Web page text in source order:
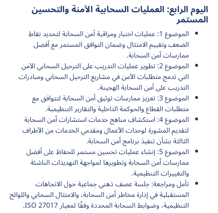
اليوم الرابع: العمليات السحابية الآمنة والتحسين
المستمر
الموضوع 1: عمليات اختبار ومراقبة أمن السحابة لتحديد نقاط
الضعف وتقييم الامتثال وضمان التوافق المستمر مع أفضل
ممارسات أمن السحابة.
الموضوع 2: تطوير عمليات التدريب على الترحيل السحابي الآمن
التي تدمج متطلبات الأمن في مشاريع الترحيل السحابي ومبادرات
التدريب على أمن السحابة الهجينة.
الموضوع 3: تعزيز ممارسات توثيق أمن السحابة لتتوافق مع
متطلبات القطاع والحوكمة الداخلية والتقارير التنظيمية.
الموضوع 4: استكشاف مناهج خدمات استشارات أمن السحابة
لتقديم المشورة لوحدات الأعمال ومقدمي الخدمات من الأطراف
الثالثة بشأن تنفيذ برنامج أمن السحابة.
الموضوع 5: إنشاء عمليات تحسين مستمر للحفاظ على أفضل
ممارسات أمن السحابة وتطويرها لمواجهة التهديدات الناشئة
والتغييرات التنظيمية.
تأمل ومراجعة: جلسة عصف ذهني جماعية حول الاتجاهات
المستقبلية في إدارة مخاطر أمن السحابة، والامتثال السحابي واللوائح
التنظيمية، وضوابط السحابة المحددة وفقًا لمعيار ISO 27017.